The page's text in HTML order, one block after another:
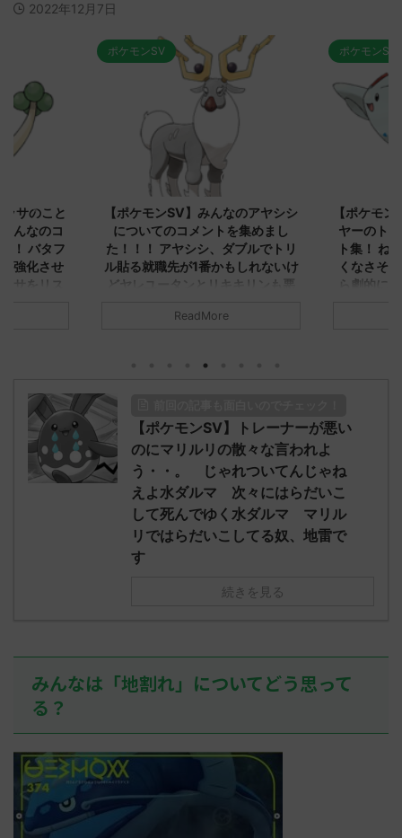
2022年12月7日
サのこと
んなのコ
！ バタフ
強化させ
サをリス
さん、君
sI2x)
胞子を覚
を覚え忘れ
・｀) 名無
ポケモンSV
【ポケモンSV】みんなのアヤシシ
についてのコメントを集めまし
た！！！ アヤシシ、ダブルでトリ
ル貼る就職先が1番かもしれないけ
どヤレユータンとリキキリンも悪
インパクト足りんシングルでも悪
みんなは「アヤシシ」についてどう思
ってる？ 初めの記事 元のス
レ："https://medaka.5ch.net/test/re
ad.cgi/poke/1685459114/" 反応され
る人さん0055 0055 名無しさん、君
に決めた！ (ｽｯﾌﾟ Sdbf-mLoM)
2023/05/31(水)
07:36:52.19ID:+/6UvhFfd ヒスイリ
ージョンを輸送するために、久しぶり
にヒスイの地に踏み入れて、アヤシシ
様でアイキャンフライして目の前が真
ReadMore
ポケモンSV
【ポケモ
ヤーのト
ト集！ ね
くなさそ
ら劇的に
に決めた！
ゲキッスち
んないの酷
0938 名無
ｯｯ Sdbf-
【ポケモンSV】トレーナーが悪い
のにマリルリの散々な言われよ
う・・。 じゃれついてんじゃね
えよ水ダルマ 次々にはらだいこ
して死んでゆく水ダルマ マリル
リではらだいこしてる奴、地雷で
す
続きを見る
みんなは「地割れ」についてどう思って
る？